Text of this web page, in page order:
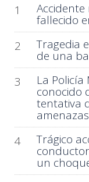
1
fallecido
2
Tragedia
de una
3
La Policía
conocido
tentativa
amenazas
4
Trágico
un